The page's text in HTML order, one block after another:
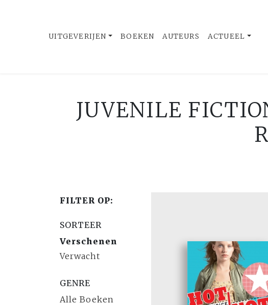
UITGEVERIJEN BOEKEN AUTEURS ACTUEEL
JUVENILE
FILTER OP:
SORTEER
Verschenen
Verwacht
GENRE
Alle Boeken